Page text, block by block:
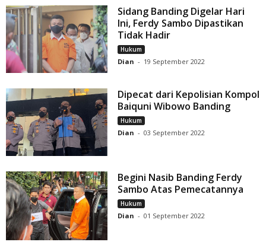
Sidang Banding Digelar Hari
Ini, Ferdy Sambo Dipastikan
Tidak Hadir
Hukum
Dian - 19 September 2022
Dipecat dari Kepolisian Kompol
Baiquni Wibowo Banding
Hukum
Dian - 03 September 2022
Begini Nasib Banding Ferdy
Sambo Atas Pemecatannya
Hukum
Dian - 01 September 2022